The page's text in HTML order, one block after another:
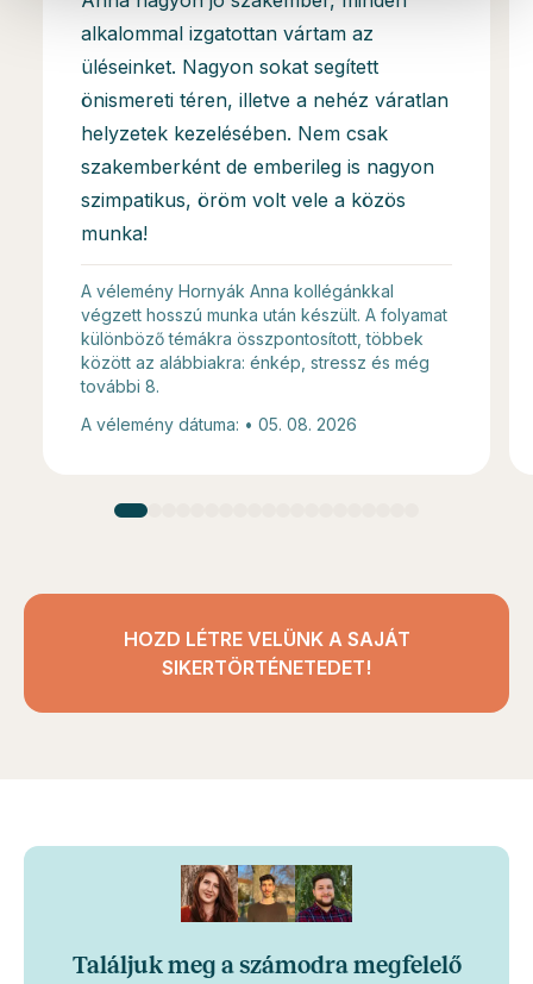
alkalommal izgatottan vártam az
üléseinket. Nagyon sokat segített
önismereti téren, illetve a nehéz váratlan
helyzetek kezelésében. Nem csak
szakemberként de emberileg is nagyon
szimpatikus, öröm volt vele a közös
munka!
A vélemény Hornyák Anna kollégánkkal
végzett hosszú munka után készült. A folyamat
különböző témákra összpontosított, többek
között az alábbiakra: énkép, stressz és még
további 8.
A vélemény dátuma: • 05. 08. 2026
HOZD LÉTRE VELÜNK A SAJÁT
SIKERTÖRTÉNETEDET!
Találjuk meg a számodra megfelelő